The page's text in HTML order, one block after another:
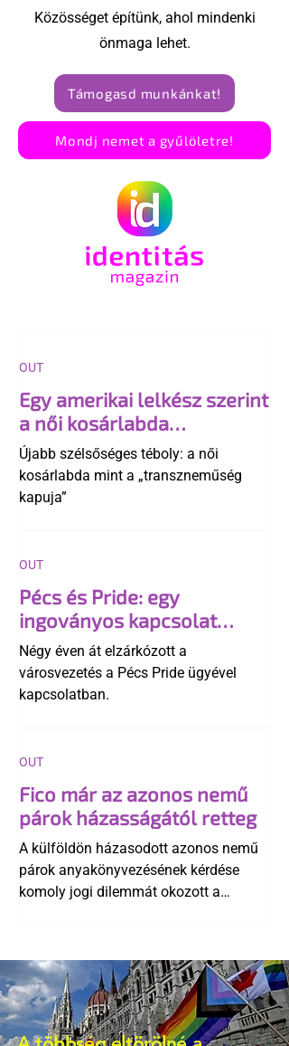
Közösséget építünk, ahol mindenki
önmaga lehet.
Támogasd munkánkat!
Mondj nemet a gyűlöletre!
Egy amerikai lelkész szerint
a női kosárlabda
transzneműséghez vezet
Újabb szélsőséges téboly: a női
kosárlabda mint a „transzneműség
kapuja”
OUT
Pécs és Pride: egy
ingoványos kapcsolat
története
Négy éven át elzárkózott a
városvezetés a Pécs Pride ügyével
kapcsolatban.
OUT
Fico már az azonos nemű
párok házasságától retteg
A külföldön házasodott azonos nemű
párok anyakönyvezésének kérdése
komoly jogi dilemmát okozott a
egyértelműen tiltja a házasságuk
elismerését. Közben az ellenzéken belül
is vita robbant ki arról, hogy vissza
kellene-e vonni a kormány konzervatív
OUT